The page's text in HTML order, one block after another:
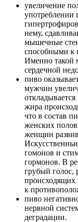
увеличение
употреблении
нему,
мышечные
способными к
Именно такой
сердечной
пиво
мужчин
жира
что в состав
женских
женщин
гомонов и
гормонов. В
грубый голос,
происходящих
к
пиво
нервной
деградации.